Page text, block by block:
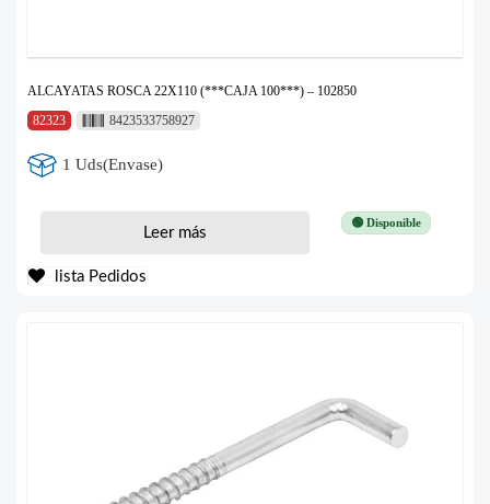
ALCAYATAS ROSCA 22X110 (***CAJA 100***) – 102850
82323
8423533758927
1 Uds(Envase)
🟢 Disponible
Leer más
lista Pedidos